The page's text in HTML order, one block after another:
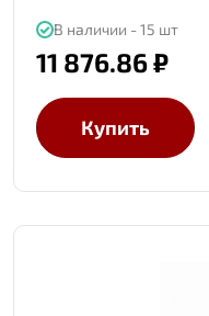
В наличии - 15 шт
11 876.86 ₽
Купить